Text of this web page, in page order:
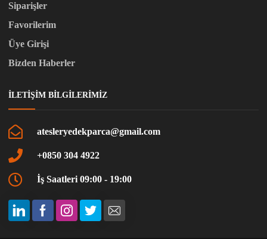
Siparişler
Favorilerim
Üye Girişi
Bizden Haberler
İLETIŞIM BILGILERIMIZ
atesleryedekparca@gmail.com
+0850 304 4922
İş Saatleri 09:00 - 19:00